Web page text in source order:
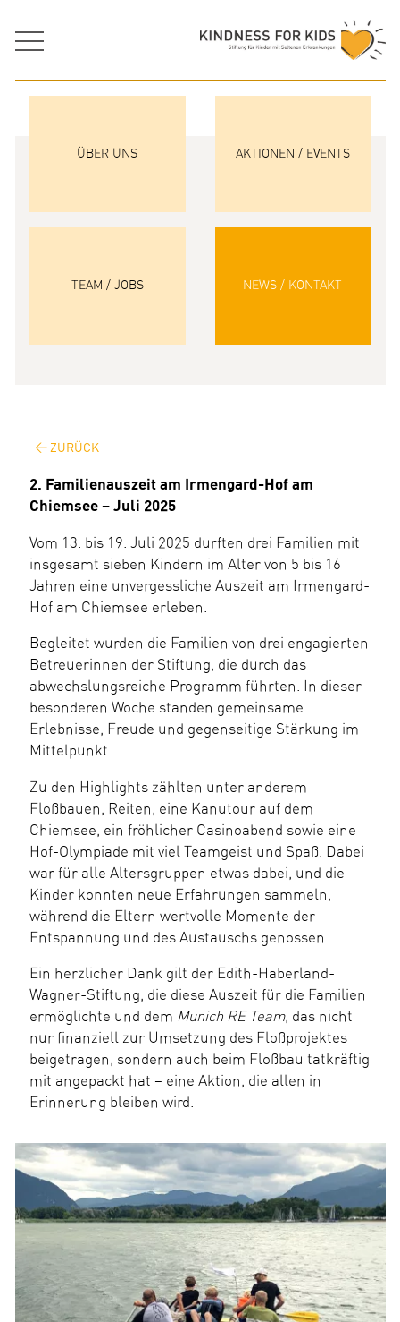
ÜBER UNS AKTIONEN / EVENTS
TEAM / JOBS NEWS / KONTAKT
ZURÜCK
2. Familienauszeit am Irmengard-Hof am
Chiemsee – Juli 2025
Vom 13. bis 19. Juli 2025 durften drei Familien mit
insgesamt sieben Kindern im Alter von 5 bis 16
Jahren eine unvergessliche Auszeit am Irmengard-
Hof am Chiemsee erleben.
Begleitet wurden die Familien von drei engagierten
Betreuerinnen der Stiftung, die durch das
abwechslungsreiche Programm führten. In dieser
besonderen Woche standen gemeinsame
Erlebnisse, Freude und gegenseitige Stärkung im
Mittelpunkt.
Zu den Highlights zählten unter anderem
Floßbauen, Reiten, eine Kanutour auf dem
Chiemsee, ein fröhlicher Casinoabend sowie eine
Hof-Olympiade mit viel Teamgeist und Spaß. Dabei
war für alle Altersgruppen etwas dabei, und die
Kinder konnten neue Erfahrungen sammeln,
während die Eltern wertvolle Momente der
Entspannung und des Austauschs genossen.
Ein herzlicher Dank gilt der Edith-Haberland-
Wagner-Stiftung, die diese Auszeit für die Familien
ermöglichte und dem Munich RE Team, das nicht
nur finanziell zur Umsetzung des Floßprojektes
beigetragen, sondern auch beim Floßbau tatkräftig
mit angepackt hat – eine Aktion, die allen in
Erinnerung bleiben wird.